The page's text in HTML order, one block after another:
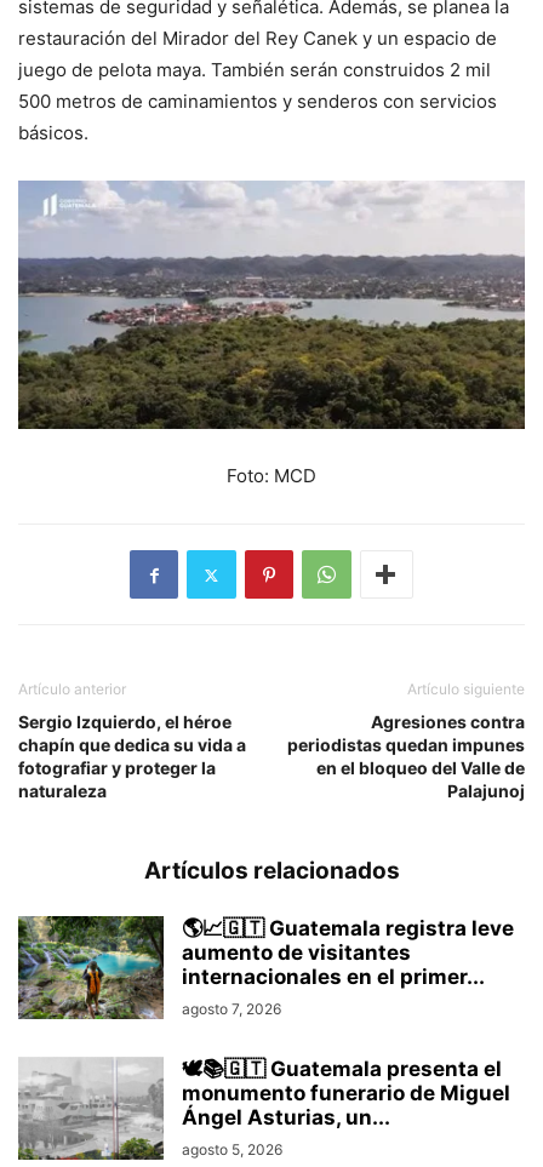
sistemas de seguridad y señalética. Además, se planea la
restauración del Mirador del Rey Canek y un espacio de
juego de pelota maya. También serán construidos 2 mil
500 metros de caminamientos y senderos con servicios
básicos.
Foto: MCD
Artículo anterior
Sergio Izquierdo, el héroe
chapín que dedica su vida a
fotografiar y proteger la
naturaleza
Artículo siguiente
Agresiones contra
periodistas quedan impunes
en el bloqueo del Valle de
Palajunoj
Artículos relacionados
🌎📈🇬🇹 Guatemala registra leve
aumento de visitantes
internacionales en el primer...
agosto 7, 2026
🕊️📚🇬🇹 Guatemala presenta el
monumento funerario de Miguel
Ángel Asturias, un...
agosto 5, 2026